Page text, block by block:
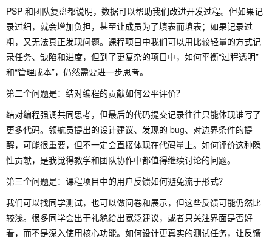
PSP 和团队复盘都说明，数据可以帮助我们改进开发过程。但如果记
录过细，就会增加负担，甚至让成员为了填表而填表；如果记录过
粗，又无法真正发现问题。课程项目中我们可以用比较轻量的方式记
录任务、缺陷和进度，但到了更复杂的项目中，如何平衡“过程透明”
和“管理成本”，仍然需要进一步思考。
第二个问题是：结对编程的贡献如何公平评价？
结对编程强调共同思考，但最后的代码提交记录往往只能体现谁写了
更多代码。领航员提出的设计建议、发现的 bug、对边界条件的提
醒，可能很重要，但不一定会直接体现在代码量上。如何评价这种隐
性贡献，是我觉得教学和团队协作中都值得继续讨论的问题。
第三个问题是：课程项目中的用户反馈如何避免流于形式？
我们可以找同学测试，也可以做问卷和展示，但这些反馈可能仍然比
较浅。很多同学会出于礼貌给出宽泛建议，或者只关注界面是否好
看，而不是深入使用核心功能。如何设计更真实的测试任务，让反馈